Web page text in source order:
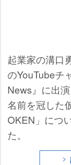
起業家の溝口
のYouTubeチ
News』に出演
名前を冠した
OKEN」につ
た。